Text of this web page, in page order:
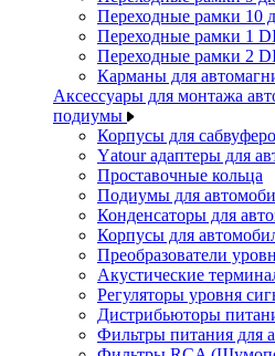
Переходные рамки 10
Переходные рамки 1
Переходные рамки 2
Карманы для
Аксессуары для монтажа
подиумы
Корпусы для
Yаtour адаптеры для
Проставочные кольца
Подиумы для
Конденсаторы для
Корпусы для
Преобразователи
Акустические
Регуляторы уровня
Дистрибьюторы
Фильтры питания для